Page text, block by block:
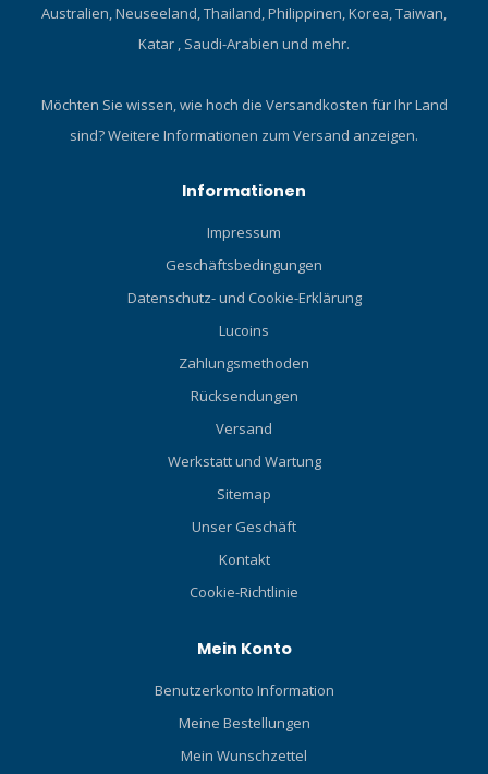
Australien, Neuseeland, Thailand, Philippinen, Korea, Taiwan,
Katar , Saudi-Arabien und mehr.
Möchten Sie wissen, wie hoch die Versandkosten für Ihr Land
sind?Weitere Informationen zum Versand anzeigen.
Informationen
Impressum
Geschäftsbedingungen
Datenschutz- und Cookie-Erklärung
Lucoins
Zahlungsmethoden
Rücksendungen
Versand
Werkstatt und Wartung
Sitemap
Unser Geschäft
Kontakt
Cookie-Richtlinie
Mein Konto
Benutzerkonto Information
Meine Bestellungen
Mein Wunschzettel